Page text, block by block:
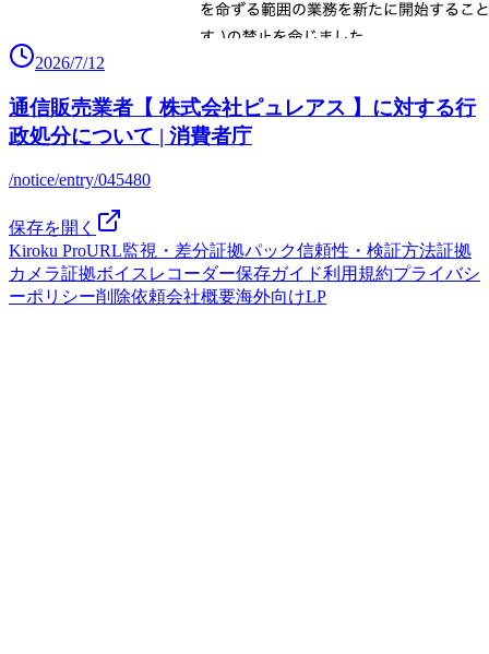
2026/7/12
通信販売業者【 株式会社ピュレアス 】に対する行
政処分について | 消費者庁
/notice/entry/045480
保存を開く
Kiroku ProURL監視・差分証拠パック信頼性・検証方法証拠
カメラ証拠ボイスレコーダー保存ガイド利用規約プライバシ
ーポリシー削除依頼会社概要海外向けLP